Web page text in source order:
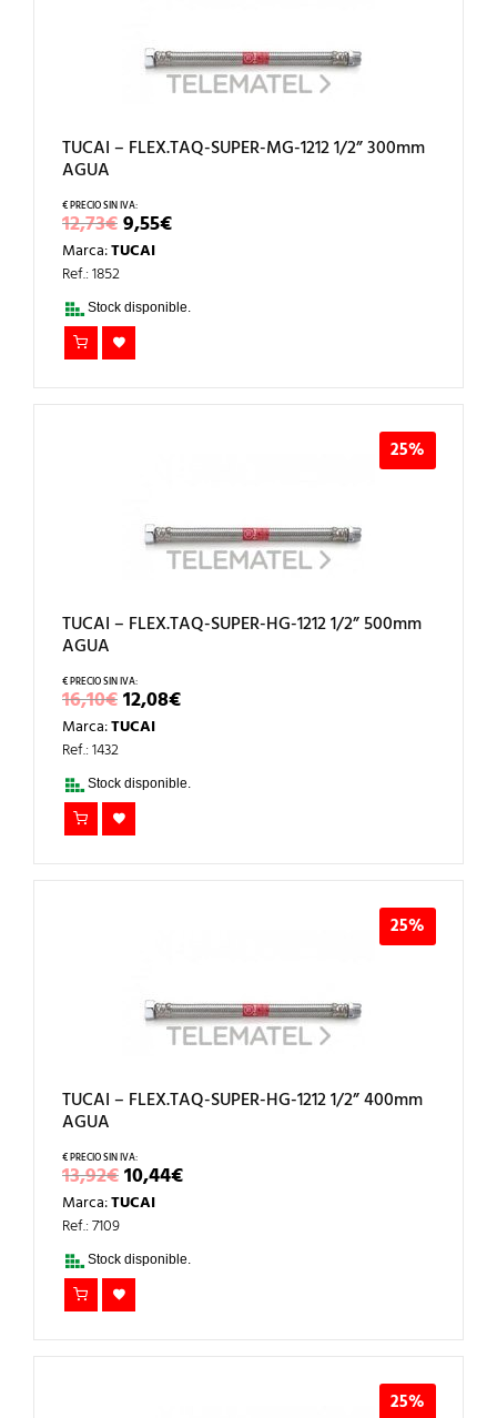
TUCAI – FLEX.TAQ-SUPER-MG-1212 1/2” 300mm
AGUA
12,73€EL
PRECIO
ORIGINAL
12,73€.
9,55€EL
PRECIO
9,55€.
Marca:TUCAI
Ref.: 1852
Stock disponible.
25%
TUCAI – FLEX.TAQ-SUPER-HG-1212 1/2” 500mm
AGUA
16,10€EL
PRECIO
ORIGINAL
16,10€.
12,08€EL
PRECIO
Marca:TUCAI
Ref.: 1432
Stock disponible.
25%
TUCAI – FLEX.TAQ-SUPER-HG-1212 1/2” 400mm
AGUA
13,92€EL
PRECIO
ORIGINAL
13,92€.
10,44€EL
PRECIO
Marca:TUCAI
Ref.: 7109
Stock disponible.
25%